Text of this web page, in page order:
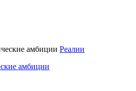
Реалии
амбиции